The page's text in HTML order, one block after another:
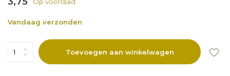
Vandaag verzonden
Toevoegen aan winkelwagen